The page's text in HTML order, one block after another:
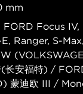
mm
Focus IV,
Ranger, S-
(长安福特) /
蒙迪欧 III /